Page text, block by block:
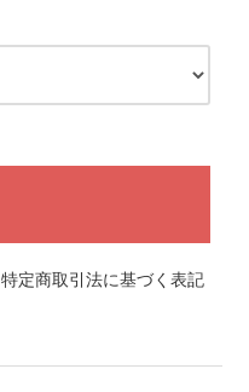
特定商取引法に基づく表記